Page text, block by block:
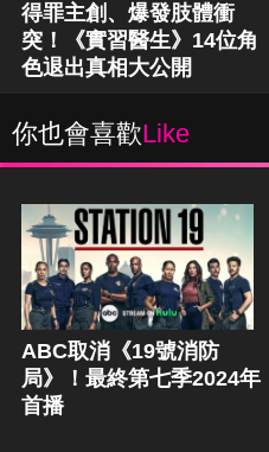
得罪主創、爆發肢體衝
突！《實習醫生》14位角
色退出真相大公開
你也會喜歡Like
ABC取消《19號消防
局》！最終第七季2024年
首播